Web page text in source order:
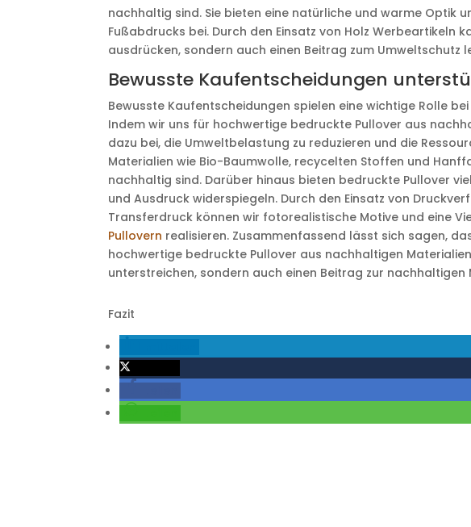
nachhaltig sind. Sie bieten eine natürliche und warme Optik
Fußabdrucks bei. Durch den Einsatz von Holz Werbeartikeln
ausdrücken, sondern auch einen Beitrag zum Umweltschutz
Bewusste Kaufentscheidungen
Bewusste Kaufentscheidungen spielen eine wichtige Rolle
Indem wir uns für hochwertige bedruckte Pullover aus
dazu bei, die Umweltbelastung zu reduzieren und die
Materialien wie Bio-Baumwolle, recycelten Stoffen und
nachhaltig sind. Darüber hinaus bieten bedruckte Pullover
und Ausdruck widerspiegeln. Durch den Einsatz von
Transferdruck können wir fotorealistische Motive und eine
Pullovern realisieren. Zusammenfassend lässt sich sagen,
hochwertige bedruckte Pullover aus nachhaltigen
unterstreichen, sondern auch einen Beitrag zur nachhaltigen
Fazit